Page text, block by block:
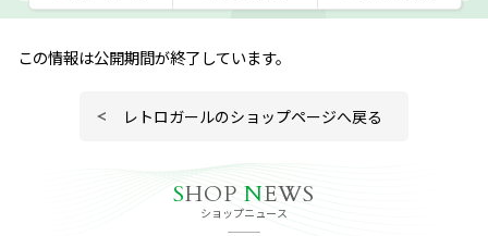
この情報は公開期間が終了しています。
レトロガールのショップページへ戻る
SHOP NEWS
ショップニュース